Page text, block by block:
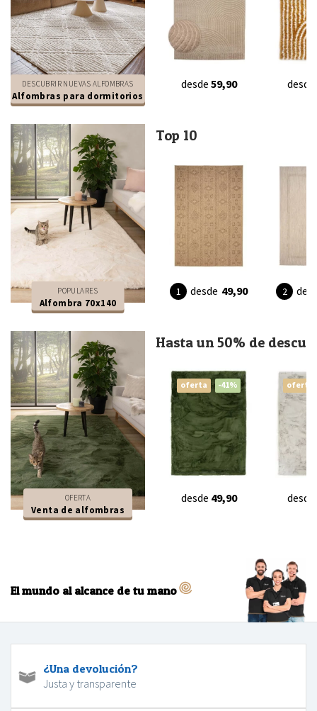
DESCUBRIR NUEVAS ALFOMBRAS
Alfombras para dormitorios
desde 59,90 desde
POPULARES
Alfombra 70x140
Top 10
desde 49,90
OFERTA
Venta de alfombras
Hasta un 50% de
oferta -41%
desde 49,90
oferta
desde
El mundo al alcance de tu mano
¿Una devolución?
Justa y transparente